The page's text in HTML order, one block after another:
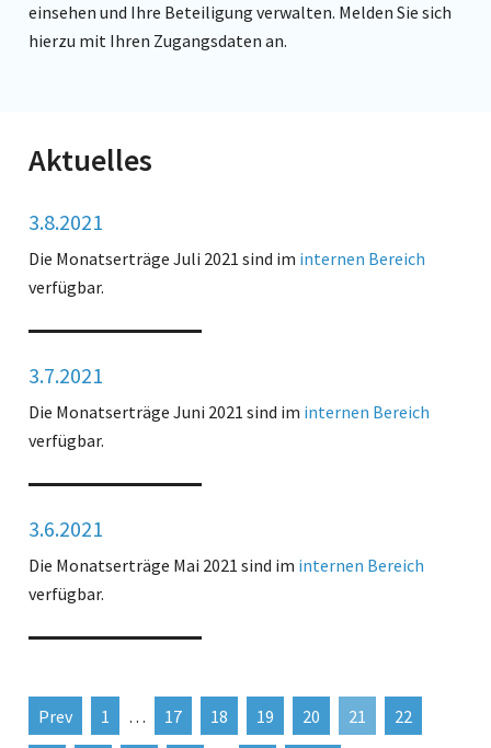
einsehen und Ihre Beteiligung verwalten. Melden Sie sich
hierzu mit Ihren Zugangsdaten an.
Aktuelles
3.8.2021
Die Monatserträge Juli 2021 sind im internen Bereich
verfügbar.
3.7.2021
Die Monatserträge Juni 2021 sind im internen Bereich
verfügbar.
3.6.2021
Die Monatserträge Mai 2021 sind im internen Bereich
verfügbar.
Prev 1 … 17 18 19 20 21 22